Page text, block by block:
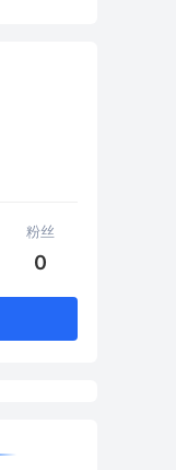
粉丝
0